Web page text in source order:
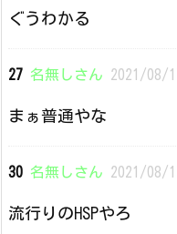
ぐうわかる
27 名無しさん 2021/08/
まぁ普通やな
30 名無しさん 2021/08/
流行りのHSPやろ